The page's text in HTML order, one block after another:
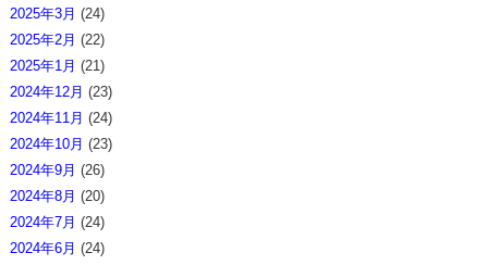
2025年3月 (24)
2025年2月 (22)
2025年1月 (21)
2024年12月 (23)
2024年11月 (24)
2024年10月 (23)
2024年9月 (26)
2024年8月 (20)
2024年7月 (24)
2024年6月 (24)